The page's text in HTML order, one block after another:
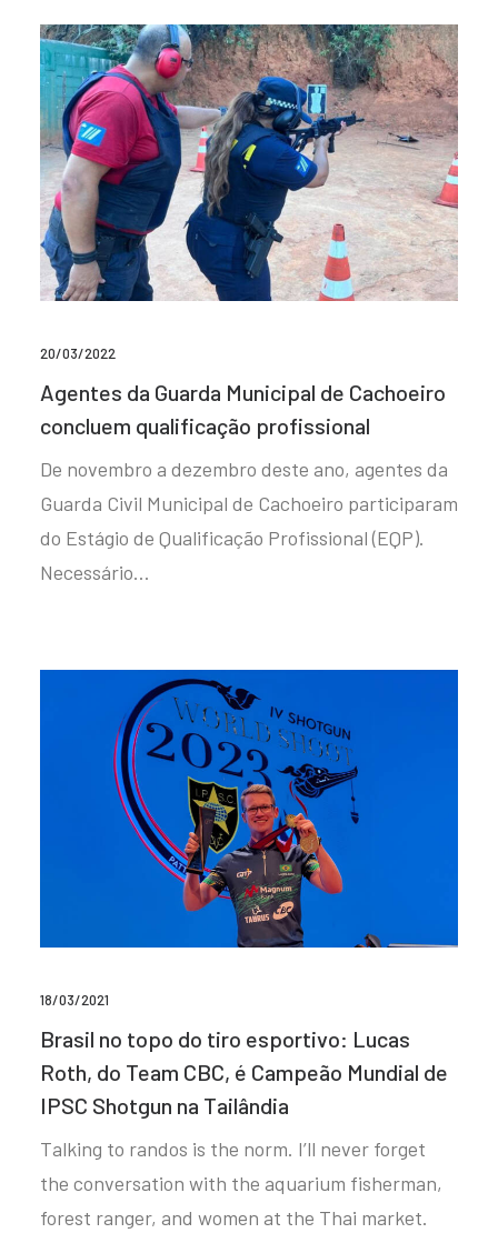
20/03/2022
Agentes da Guarda Municipal de Cachoeiro
concluem qualificação profissional
De novembro a dezembro deste ano, agentes da
Guarda Civil Municipal de Cachoeiro participaram
do Estágio de Qualificação Profissional (EQP).
Necessário…
18/03/2021
Brasil no topo do tiro esportivo: Lucas
Roth, do Team CBC, é Campeão Mundial de
IPSC Shotgun na Tailândia
Talking to randos is the norm. I’ll never forget
the conversation with the aquarium fisherman,
forest ranger, and women at the Thai market.